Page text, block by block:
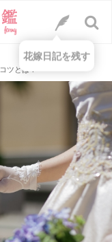
ツとは？
花嫁日記を残す